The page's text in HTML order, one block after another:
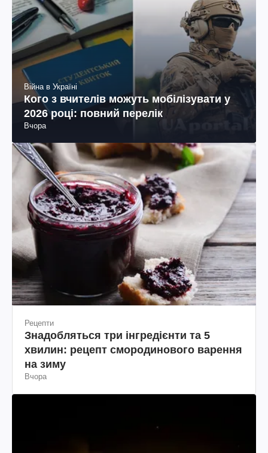
Війна в Україні
Кого з вчителів можуть мобілізувати у
2026 році: повний перелік
Вчора
Рецепти
Знадобляться три інгредієнти та 5
хвилин: рецепт смородинового варення
на зиму
Вчора